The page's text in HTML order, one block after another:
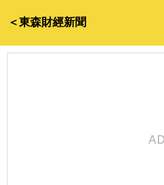
＜東森財經新聞